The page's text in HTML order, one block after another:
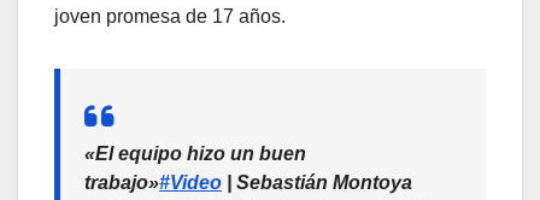
joven promesa de 17 años.
«El equipo hizo un buen
trabajo»#Video | Sebastián Montoya